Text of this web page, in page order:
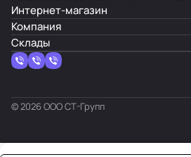
Интернет-магазин
Компания
Склады
© 2026 ООО СТ-Групп